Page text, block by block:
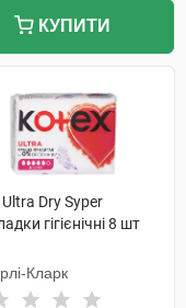
КУПИТИ
Dry Syper
гігієнічні 8 шт
Кларк